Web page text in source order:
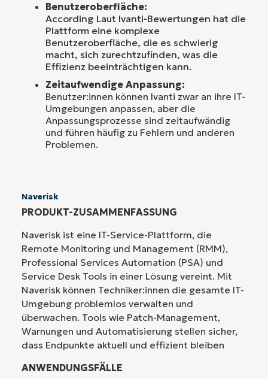
Benutzeroberfläche:
According Laut Ivanti-Bewertungen hat die
Plattform eine komplexe
Benutzeroberfläche, die es schwierig
macht, sich zurechtzufinden, was die
Effizienz beeinträchtigen kann.
Zeitaufwendige Anpassung:
Benutzer:innen können Ivanti zwar an ihre IT-
Umgebungen anpassen, aber die
Anpassungsprozesse sind zeitaufwändig
und führen häufig zu Fehlern und anderen
Problemen.
Naverisk
PRODUKT-ZUSAMMENFASSUNG
Naverisk ist eine IT-Service-Plattform, die
Remote Monitoring und Management (RMM),
Professional Services Automation (PSA) und
Service Desk Tools in einer Lösung vereint. Mit
Naverisk können Techniker:innen die gesamte IT-
Umgebung problemlos verwalten und
überwachen. Tools wie Patch-Management,
Warnungen und Automatisierung stellen sicher,
dass Endpunkte aktuell und effizient bleiben
ANWENDUNGSFÄLLE